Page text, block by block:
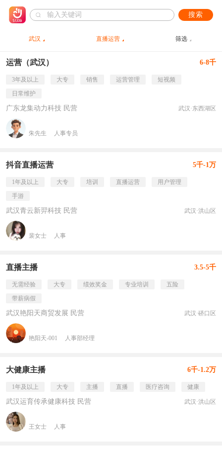
搜索
武汉 直播运营 筛选
运营（武汉） 6-8千
3年及以上 大专 销售 运营管理
短视频
日常维护
广东龙集动力科技 民营 武汉·东西湖区
朱先生 人事专员
抖音直播运营 5千-1万
1年及以上 大专 培训 直播运营
用户管理
手游
武汉青云新羿科技 民营 武汉·洪山区
裴女士 人事
直播主播 3.5-5千
无需经验 大专 绩效奖金 专业培训
五险
带薪病假
武汉艳阳天商贸发展 民营 武汉·硚口区
艳阳天-001 人事部经理
大健康主播 6千-1.2万
1年及以上 大专 主播 直播 医疗咨询 健康
武汉运育传承健康科技 民营 武汉·洪山区
王女士 人事